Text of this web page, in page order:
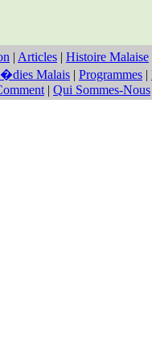
| Articles | Histoire Malaise
Malais | Programmes |
| Qui Sommes-Nous